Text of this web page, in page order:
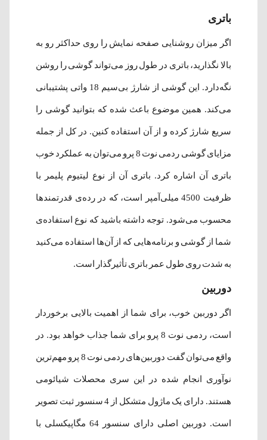
باتری
اگر میزان روشنایی صفحه نمایش را روی حداکثر رو به
بالا نگذارید، باتری در طول روز می‌تواند گوشی را روشن
نگه‌‌دارد. این گوشی از شارژ بی‌سیم 18 واتی پشتیبانی
می‌کند. همین موضوع باعث شده که بتوانید گوشی را
سریع شارژ ‌کرده و از آن استفاده کنین. در کل از جمله
مزایای گوشی ردمی نوت 8 پرو می‌توان به عملکرد خوب
باتری آن اشاره کرد. باتری آن از نوع لیتیوم ‌پلیمر با
ظرفیت 4500 میلی‌آمپر است، که در رده‌ی قدرتمندها
محسوب می‌شود. توجه داشته‌ باشید که نوع استفاده‌ی
شما از گوشی و برنامه‌هایی که از آن‌ها استفاده می‌کنید
به شدت روی طول عمر باتری تأثیر‌گذار است.
دوربین
اگر دوربین خوب، برای شما از اهمیت بالایی برخوردار
است، ردمی نوت 8 پرو برای شما جذاب خواهد ‌بود. در
واقع می‌توان گفت دوربین‌های ردمی نوت 8 پرو مهم‌ترین
نوآوری‌ انجام شده در این سری محصلات شیائومی
هستند. دارای یک ماژول متشکل از 4 سنسور ثبت تصویر
است. دوربین اصلی دارای سنسور 64 مگاپیکسلی با